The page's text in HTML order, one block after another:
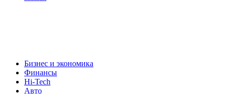
Бизнес и экономика
Финансы
Hi-Tech
Авто